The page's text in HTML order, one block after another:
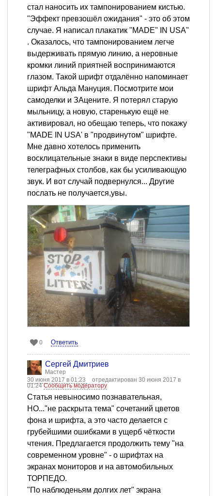
стал наносить их тампонированием кистью.
"Эффект превзошёл ожидания" - это об этом
случае. Я написал плакатик "MADE" IN USA"
. Оказалось, что тампонированием легче
выдерживать прямую линию, а неровные
кромки линий приятней воспринимаются
глазом. Такой шрифт отдалённо напоминает
шрифт Альда Мануция. Посмотрите мои
самоделки и ЗАцените. Я потерял старую
мыльницу, а новую, старенькую ещё не
активировал, но обещаю теперь, что покажу
"MADE IN USA' в "продвинутом" шрифте.
Мне давно хотелось применить
восклицательные знаки в виде перспективы
телеграфных столбов, как бы усиливающую
звук. И вот случай подвернулся... Другие
послать не получается,увы.
0 Ответить
Сергей Дмитриев
Мастер
30 июня 2017 в 01:23
отредактирован 30 июня 2017 в
01:24Сообщить модератору
Статья невыносимо познавательная,
НО..."не раскрыта тема" сочетаний цветов
фона и шрифта, а это часто делается с
грубейшими ошибками в ущерб чёткости
чтения. Предлагается продолжить тему "на
современном уровне" - о шрифтах на
экранах мониторов и на автомобильных
ТОРПЕДО.
"По наблюденьям долгих лет" экрана